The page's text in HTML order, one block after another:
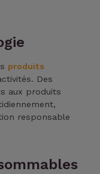
produits
Des
aux produits
responsable